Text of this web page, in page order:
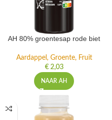
AH 80% groentesap rode biet
Aardappel, Groente, Fruit
€2,03
NAAR AH